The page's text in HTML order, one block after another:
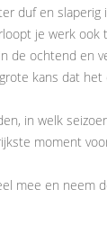
duf en slaperig
je werk ook
de ochtend en
kans dat het
in welk
moment
mee en neem